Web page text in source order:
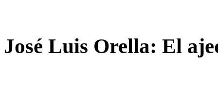
José Luis Orella: El